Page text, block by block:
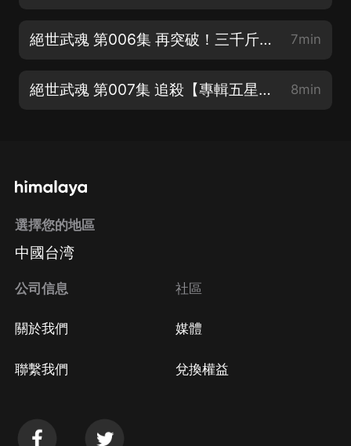
絕世武魂 第006集 再突破！三千斤之力！【專輯五星好評抽年會員~】 7min
絕世武魂 第007集 追殺【專輯五星好評抽年會員~】 8min
選擇您的地區
中國台湾
公司信息
關於我們
聯繫我們
社區
媒體
兌換權益